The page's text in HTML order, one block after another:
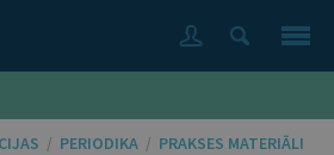
/ PERIODIKA / PRAKSES MATERIĀLI